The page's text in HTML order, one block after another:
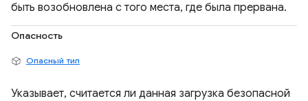
быть возобновлена ​​с того места, где была прервана.
Опасность
Опасный тип
Указывает, считается ли данная загрузка безопасной